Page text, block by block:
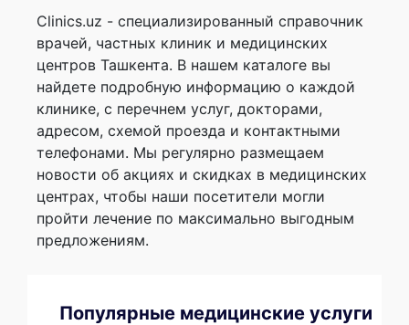
Clinics.uz - специализированный справочник
врачей, частных клиник и медицинских
центров Ташкента. В нашем каталоге вы
найдете подробную информацию о каждой
клинике, с перечнем услуг, докторами,
адресом, схемой проезда и контактными
телефонами. Мы регулярно размещаем
новости об акциях и скидках в медицинских
центрах, чтобы наши посетители могли
пройти лечение по максимально выгодным
предложениям.
Популярные медицинские услуги